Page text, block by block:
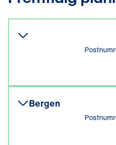
Bergen